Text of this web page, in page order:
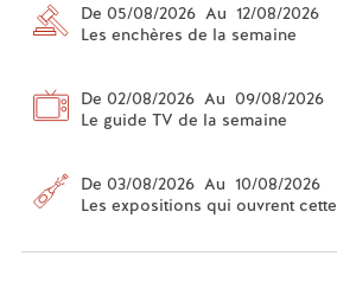
De 05/08/2026 Au 12/08/2026
Les enchères de la semaine
De 02/08/2026 Au 09/08/2026
Le guide TV de la semaine
De 03/08/2026 Au 10/08/2026
Les expositions qui ouvrent